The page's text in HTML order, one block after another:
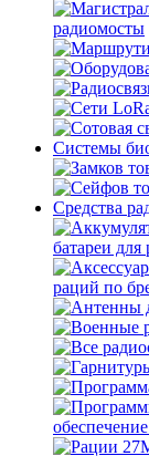
радиомосты
Системы
Средства
батареи для
раций по